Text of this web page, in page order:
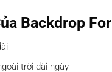
Backdrop
trời dài ngày